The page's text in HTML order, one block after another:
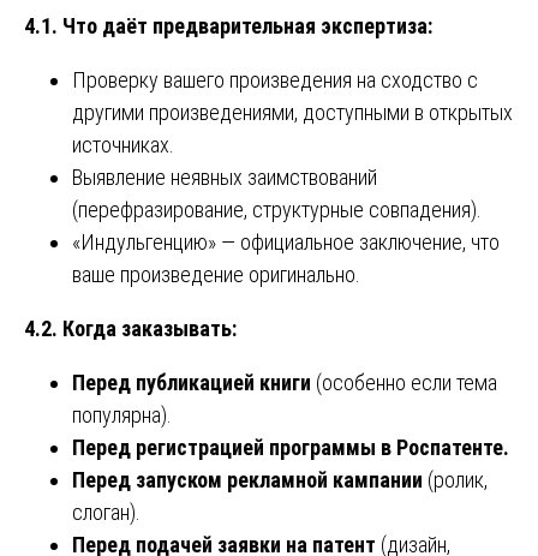
4.1. Что даёт предварительная экспертиза:
Проверку вашего произведения на сходство с
другими произведениями, доступными в открытых
источниках.
Выявление неявных заимствований
(перефразирование, структурные совпадения).
«Индульгенцию» — официальное заключение, что
ваше произведение оригинально.
4.2. Когда заказывать:
Перед публикацией книги (особенно если тема
популярна).
Перед регистрацией программы в Роспатенте.
Перед запуском рекламной кампании (ролик,
слоган).
Перед подачей заявки на патент (дизайн,